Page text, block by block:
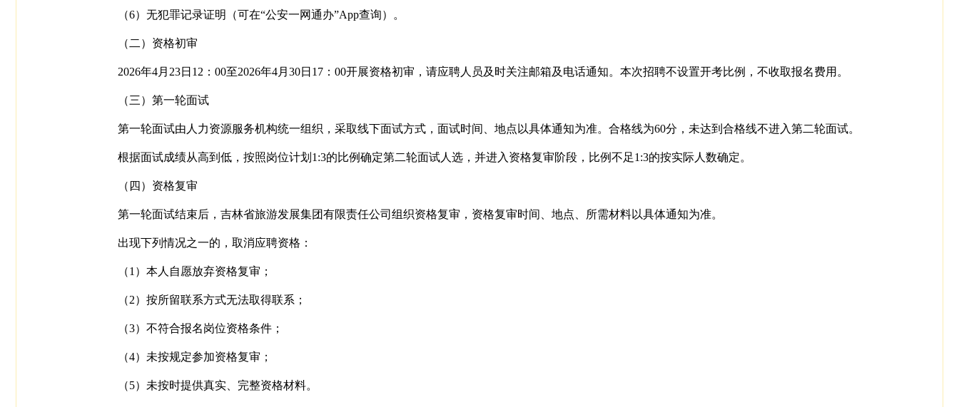
（6）无犯罪记录证明（可在“公安一网通办”App查询）。
（二）资格初审
2026年4月23日12：00至2026年4月30日17：00开展资格初审，请应聘人员及时关注邮箱及电话通知。本次招聘不设置开考比例，不收取报名费用。
（三）第一轮面试
第一轮面试由人力资源服务机构统一组织，采取线下面试方式，面试时间、地点以具体通知为准。合格线为60分，未达到合格线不进入第二轮面试。
根据面试成绩从高到低，按照岗位计划1:3的比例确定第二轮面试人选，并进入资格复审阶段，比例不足1:3的按实际人数确定。
（四）资格复审
第一轮面试结束后，吉林省旅游发展集团有限责任公司组织资格复审，资格复审时间、地点、所需材料以具体通知为准。
出现下列情况之一的，取消应聘资格：
（1）本人自愿放弃资格复审；
（2）按所留联系方式无法取得联系；
（3）不符合报名岗位资格条件；
（4）未按规定参加资格复审；
（5）未按时提供真实、完整资格材料。